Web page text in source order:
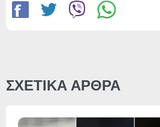
ΣΧΕΤΙΚΑ ΑΡΘΡΑ